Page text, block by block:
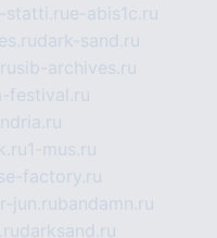
statti.rue-abis1c.ru
dark-sand.ru
sib-archives.ru
festival.ru
1-mus.ru
factory.ru
jun.rubandamn.ru
darksand.ru